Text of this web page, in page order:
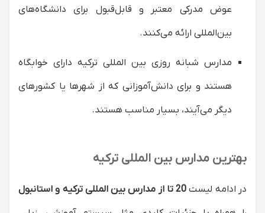
عوض مدرکی معتبر و قابل‌قبول برای دانشگاه‌های
بین‌المللی ارائه می‌کنند.
مدارس شبانه روزی بین المللی ترکیه دارای خوابگاه
هستند و برای دانش‌آموزانی که از شهرها یا کشورهای
دیگر می‌آیند، بسیار مناسب‌ هستند.
بهترین مدارس بین‌ المللی ترکیه
در ادامه لیست 20 تا از مدارس بین ‌المللی ترکیه و استانبول